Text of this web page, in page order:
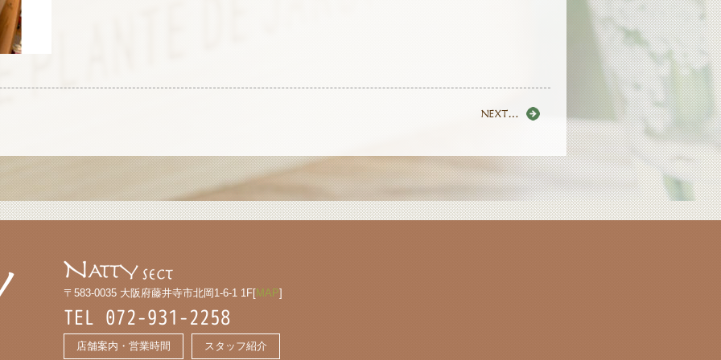
〒583-0035 大阪府藤井寺市北岡1-6-1 1F[MAP]
TEL 072-931-2258
店舗案内・営業時間 スタッフ紹介